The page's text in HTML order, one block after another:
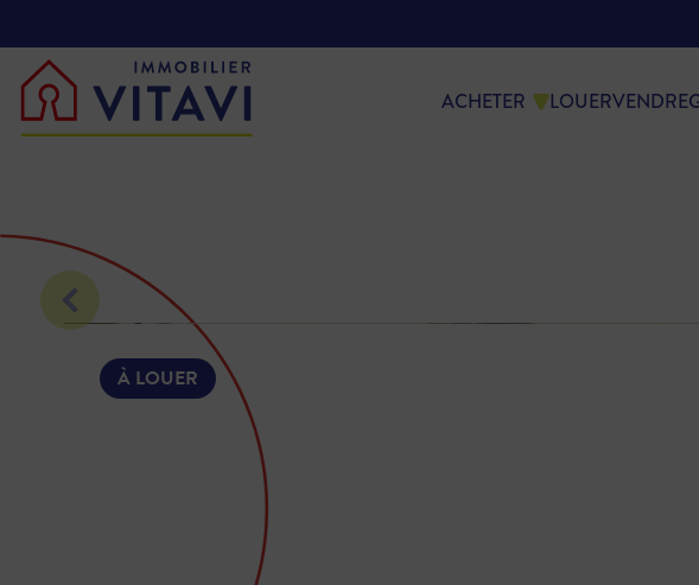
ACHETER LOUERVENDRE
À LOUER